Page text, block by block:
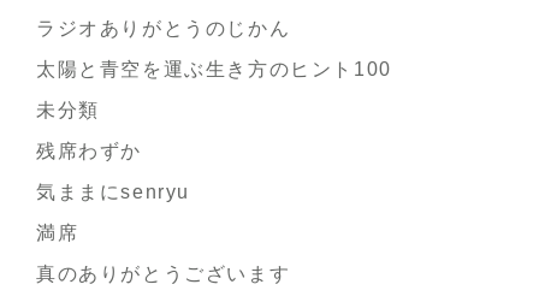
ラジオありがとうのじかん
太陽と青空を運ぶ生き方のヒント100
未分類
残席わずか
気ままにsenryu
満席
真のありがとうございます